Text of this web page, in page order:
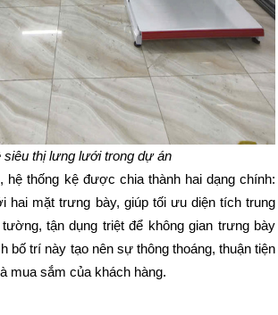
siêu thị lưng lưới trong dự án
hệ thống kệ được chia thành hai dạng chính:
hai mặt trưng bày, giúp tối ưu diện tích trung
tận dụng triệt để không gian trưng bày
bố trí này tạo nên sự thông thoáng, thuận tiện
mua sắm của khách hàng.